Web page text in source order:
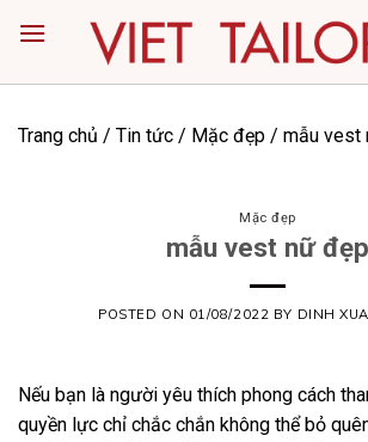
Trang chủ / Tin tức / Mặc đẹp / mẫu vest
Mặc đẹp
mẫu vest nữ đẹp
POSTED ON 01/08/2022 BY DINH
Nếu bạn là người yêu thích phong cách
quyền lực chỉ chắc chắn không thể bỏ